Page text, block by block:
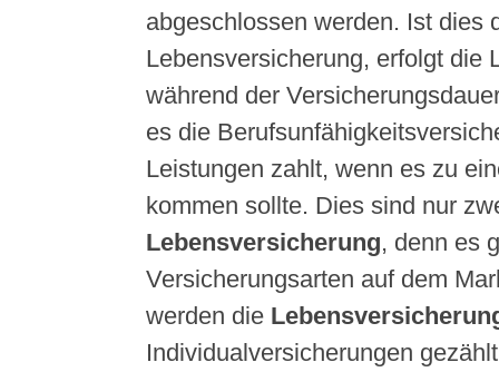
abgeschlossen werden. Ist dies
Lebensversicherung, erfolgt die
während der
es die
Leistungen zahlt, wenn es zu
kommen sollte. Dies sind nur
Lebensversicherung, denn es
Versicherungsarten auf dem
werden die
Individualversicherungen